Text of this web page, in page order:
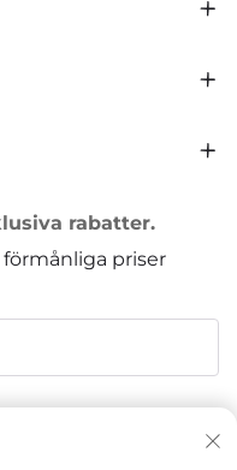
rabatter.
priser